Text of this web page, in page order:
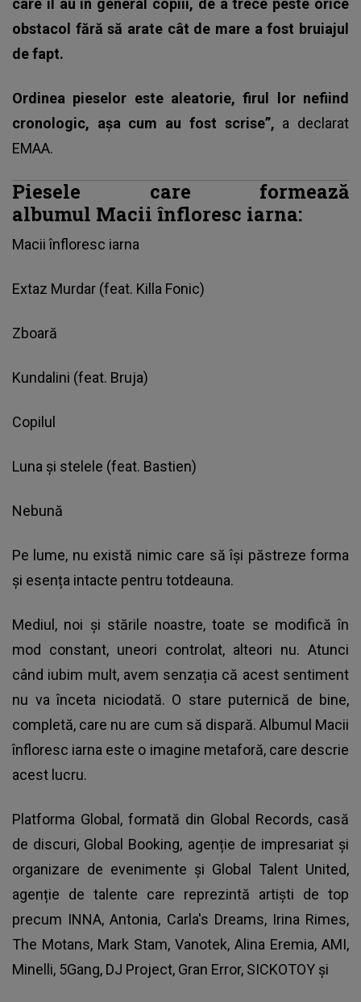
care îl au in general copiii, de a trece peste orice
obstacol fără să arate cât de mare a fost bruiajul
de fapt.
Ordinea pieselor este aleatorie, firul lor nefiind
cronologic, așa cum au fost scrise”, a declarat
EMAA.
Piesele care formează
albumul Macii înfloresc iarna:
Macii înfloresc iarna
Extaz Murdar (feat. Killa Fonic)
Zboară
Kundalini (feat. Bruja)
Copilul
Luna și stelele (feat. Bastien)
Nebună
Pe lume, nu există nimic care să își păstreze forma
și esența intacte pentru totdeauna.
Mediul, noi și stările noastre, toate se modifică în
mod constant, uneori controlat, alteori nu. Atunci
când iubim mult, avem senzația că acest sentiment
nu va înceta niciodată. O stare puternică de bine,
completă, care nu are cum să dispară. Albumul Macii
înfloresc iarna este o imagine metaforă, care descrie
acest lucru.
Platforma Global, formată din Global Records, casă
de discuri, Global Booking, agenție de impresariat și
organizare de evenimente și Global Talent United,
agenție de talente care reprezintă artiști de top
precum INNA, Antonia, Carla's Dreams, Irina Rimes,
The Motans, Mark Stam, Vanotek, Alina Eremia, AMI,
Minelli, 5Gang, DJ Project, Gran Error, SICKOTOY și